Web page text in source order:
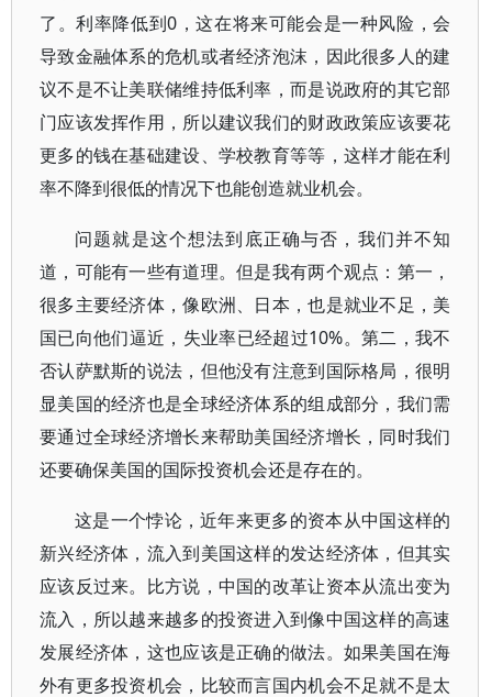
了。利率降低到0，这在将来可能会是一种风险，会
导致金融体系的危机或者经济泡沫，因此很多人的建
议不是不让美联储维持低利率，而是说政府的其它部
门应该发挥作用，所以建议我们的财政政策应该要花
更多的钱在基础建设、学校教育等等，这样才能在利
率不降到很低的情况下也能创造就业机会。
问题就是这个想法到底正确与否，我们并不知
道，可能有一些有道理。但是我有两个观点：第一，
很多主要经济体，像欧洲、日本，也是就业不足，美
国已向他们逼近，失业率已经超过10%。第二，我不
否认萨默斯的说法，但他没有注意到国际格局，很明
显美国的经济也是全球经济体系的组成部分，我们需
要通过全球经济增长来帮助美国经济增长，同时我们
还要确保美国的国际投资机会还是存在的。
这是一个悖论，近年来更多的资本从中国这样的
新兴经济体，流入到美国这样的发达经济体，但其实
应该反过来。比方说，中国的改革让资本从流出变为
流入，所以越来越多的投资进入到像中国这样的高速
发展经济体，这也应该是正确的做法。如果美国在海
外有更多投资机会，比较而言国内机会不足就不是太